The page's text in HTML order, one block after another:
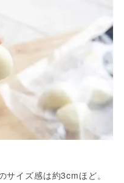
サイズ感は約3cmほど。